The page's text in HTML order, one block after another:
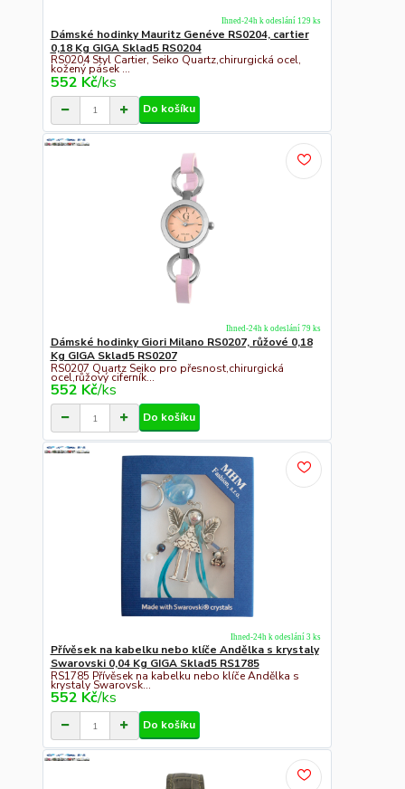
Dámské hodinky Mauritz Genéve RS0204, cartier
0,18 Kg GIGA Sklad5 RS0204
RS0204 Styl Cartier, Seiko Quartz,chirurgická ocel,
kožený pásek ...
552 Kč/ks
Ihned-24h k odeslání 129 ks
Do košíku
Dámské hodinky Giori Milano RS0207, růžové 0,18
Kg GIGA Sklad5 RS0207
RS0207 Quartz Seiko pro přesnost,chirurgická
ocel,růžový ciferník...
552 Kč/ks
Ihned-24h k odeslání 79 ks
Do košíku
Přívěsek na kabelku nebo klíče Andělka s krystaly
Swarovski 0,04 Kg GIGA Sklad5 RS1785
RS1785 Přívěsek na kabelku nebo klíče Andělka s
krystaly Swarovsk...
552 Kč/ks
Ihned-24h k odeslání 3 ks
Do košíku